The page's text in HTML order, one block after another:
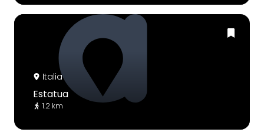
Italia
Estatua
1.2 km